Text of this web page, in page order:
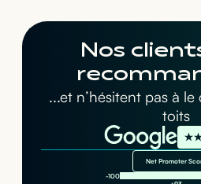
Nos
...et n’hésitent pas à
toits
Net Promoter
-100